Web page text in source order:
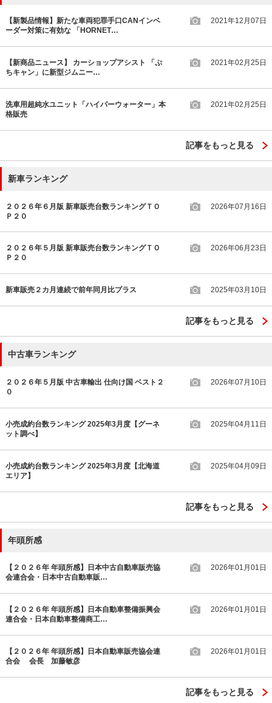
【新製品情報】新たな車両犯罪手口CANインベ
ーダー対策に有効な 「HORNET…
2021年12月07日
【新商品ニュース】 カーショップアシスト 「ぷ
ちキャン」に新型ジムニー…
2021年02月25日
洗車用超純水ユニット「ハイパーウォーター」本
格販売
2021年02月25日
記事をもっと見る
新車ランキング
２０２６年６月版 新車販売台数ランキングＴＯ
Ｐ２０
2026年07月16日
２０２６年５月版 新車販売台数ランキングＴＯ
Ｐ２０
2026年06月23日
新車販売２カ月連続で前年同月比プラス 2025年03月10日
記事をもっと見る
中古車ランキング
２０２６年５月版 中古車輸出 仕向け国 ベスト２
０
2026年07月10日
小売成約台数ランキング 2025年3月度【グーネ
ット調べ】
2025年04月11日
小売成約台数ランキング 2025年3月度【北海道
エリア】
2025年04月09日
記事をもっと見る
年頭所感
【２０２６年 年頭所感】日本中古自動車販売協
会連合会・日本中古自動車販…
2026年01月01日
【２０２６年 年頭所感】日本自動車整備振興会
連合会・日本自動車整備商工…
2026年01月01日
【２０２６年 年頭所感】日本自動車販売協会連
合会 会長 加藤敏彦
2026年01月01日
記事をもっと見る